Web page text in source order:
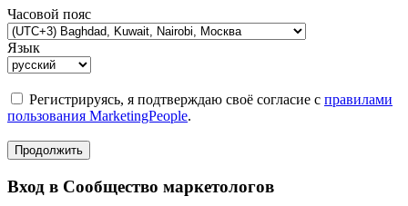
Часовой пояс
Язык
Регистрируясь, я подтверждаю своё согласие с правилами
пользования MarketingPeople.
Продолжить
Вход в Сообщество маркетологов